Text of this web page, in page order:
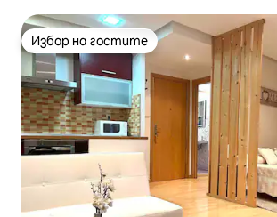
Избор на гостите
Избор на гостите